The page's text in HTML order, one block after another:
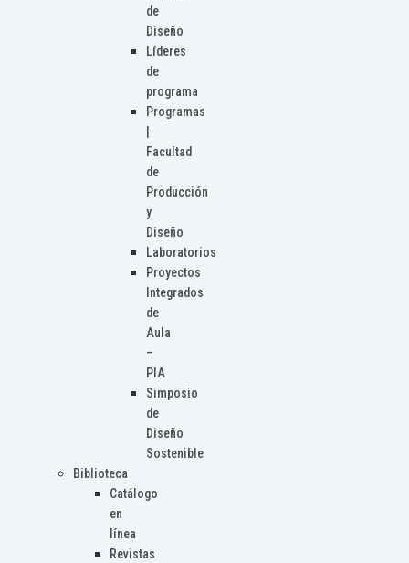
de
Diseño
Líderes
de
programa
Programas
Facultad
de
Producción
y
Diseño
Laboratorios
Proyectos
Integrados
de
Aula
–
PIA
Simposio
de
Diseño
Sostenible
Biblioteca
Catálogo
en
línea
Revistas